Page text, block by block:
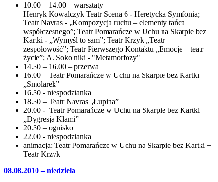
10.00 – 14.00 – warsztaty
Henryk Kowalczyk Teatr Scena 6 - Heretycka Symfonia;
Teatr Navras - „Kompozycja ruchu – elementy tańca
współczesnego”; Teatr Pomarańcze w Uchu na Skarpie bez
Kartki - „Wymyśl to sam”; Teatr Krzyk „Teatr –
zespołowość”; Teatr Pierwszego Kontaktu „Emocje – teatr –
życie”; A. Sokolniki - "Metamorfozy"
14.30 – 16.00 – przerwa
16.00 – Teatr Pomarańcze w Uchu na Skarpie bez Kartki
„Smolarek”
16.30 - niespodzianka
18.30 – Teatr Navras „Łupina”
20.00 - Teatr Pomarańcze w Uchu na Skarpie bez Kartki
„Dygresja Kłami”
20.30 – ognisko
22.00 - niespodzianka
animacja: Teatr Pomarańcze w Uchu na Skarpie bez Kartki +
Teatr Krzyk
08.08.2010 – niedziela